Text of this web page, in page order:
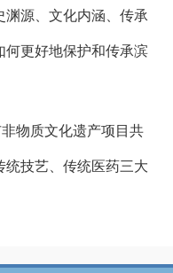
渊源、文化内涵、传承
何更好地保护和传承滨
物质文化遗产项目共
统技艺、传统医药三大